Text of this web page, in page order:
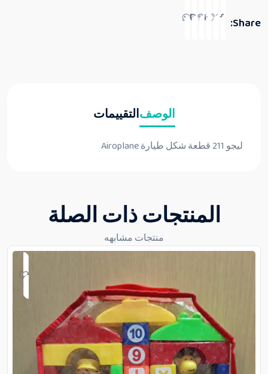
Share:
الوصفالتقييمات
ليجو 211 قطعة شكل طيارة Airoplane
المنتجات ذات الصلة
منتجات مشابهه